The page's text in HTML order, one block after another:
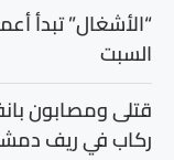
“الأشغال” تبدأ
السبت
قتلى ومصابون
ركاب في ريف